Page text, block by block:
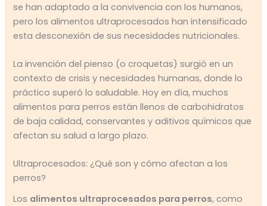
se han adaptado a la convivencia con los humanos,
pero los alimentos ultraprocesados han intensificado
esta desconexión de sus necesidades nutricionales.
La invención del pienso (o croquetas) surgió en un
contexto de crisis y necesidades humanas, donde lo
práctico superó lo saludable. Hoy en día, muchos
alimentos para perros están llenos de carbohidratos
de baja calidad, conservantes y aditivos químicos que
afectan su salud a largo plazo.
Ultraprocesados: ¿Qué son y cómo afectan a los
perros?
Los alimentos ultraprocesados para perros, como